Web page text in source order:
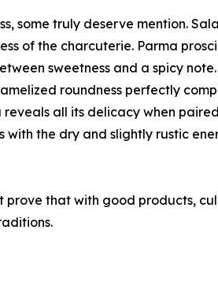
some truly deserve mention.
of the charcuterie. Parma
sweetness and a spicy note.
roundness perfectly
all its delicacy when
with the dry and slightly rustic
that with good products,